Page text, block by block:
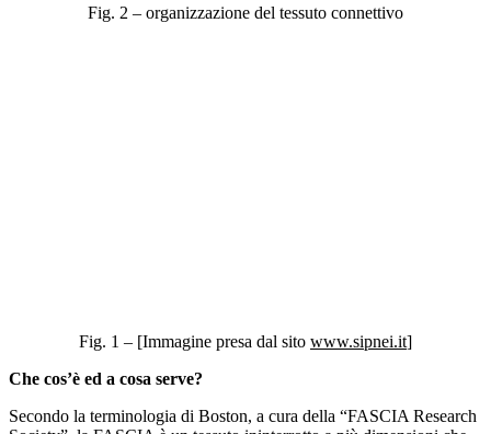
Fig. 2 – organizzazione del tessuto connettivo
Fig. 1 – [Immagine presa dal sito www.sipnei.it]
Che cos’è ed a cosa serve?
Secondo la terminologia di Boston, a cura della “FASCIA Research